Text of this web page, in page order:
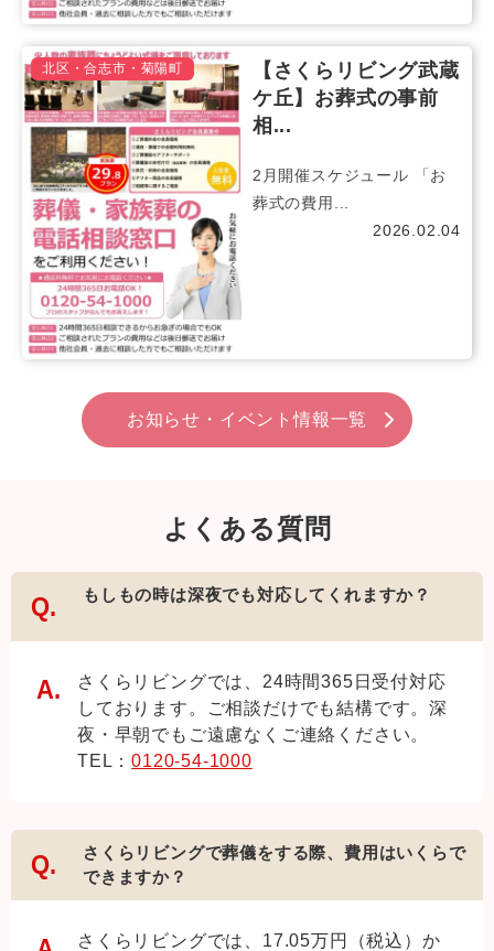
北区・合志市・菊陽町
【さくらリビング武蔵
ケ丘】お葬式の事前
相...
2月開催スケジュール 「お
葬式の費用...
2026.02.04
お知らせ・イベント情報一覧
よくある質問
もしもの時は深夜でも対応してくれますか？
さくらリビングでは、24時間365日受付対応
しております。ご相談だけでも結構です。深
夜・早朝でもご遠慮なくご連絡ください。
TEL：0120-54-1000
さくらリビングで葬儀をする際、費用はいくらで
できますか？
さくらリビングでは、17.05万円（税込）か